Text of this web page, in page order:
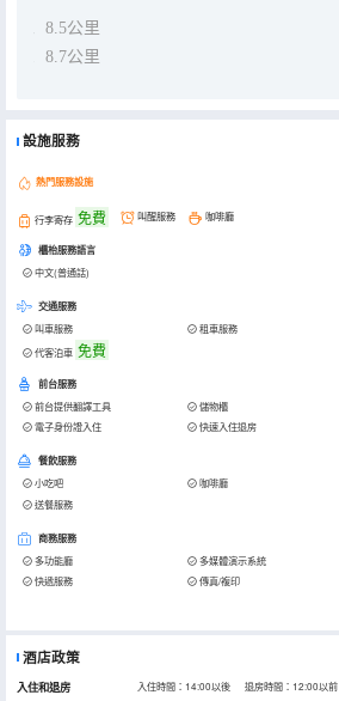
8.5公里
8.7公里
設施服務
熱門服務設施
行李寄存 免費 叫醒服務 咖啡廳
櫃枱服務語言
中文(普通話)
交通服務
叫車服務 租車服務
代客泊車 免費
前台服務
前台提供翻譯工具 儲物櫃
電子身份證入住
快速入住退房
餐飲服務
小吃吧 咖啡廳
送餐服務
商務服務
多功能廳 多媒體演示系統
快遞服務 傳真/複印
酒店政策
入住和退房 入住時間：14:00以後 退房時間：12:00以前